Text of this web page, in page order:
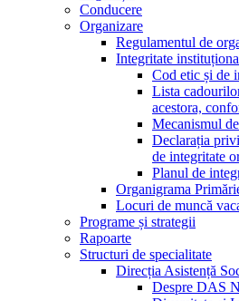
Conducere
Organizare
Regulamentul de
Integritate
Cod etic și de
Lista
acestora,
Mecanismul
Declarația
de integritate
Planul de
Organigrama
Locuri de muncă
Programe și strategii
Rapoarte
Structuri de specialitate
Direcția Asistență
Despre DAS